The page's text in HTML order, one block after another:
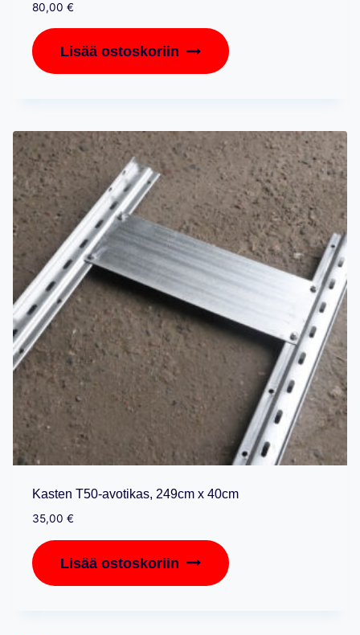
80,00 €
Lisää ostoskoriin
Kasten T50-avotikas, 249cm x 40cm
35,00 €
Lisää ostoskoriin